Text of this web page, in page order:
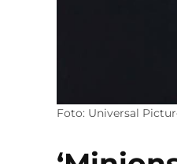
Foto: Universal